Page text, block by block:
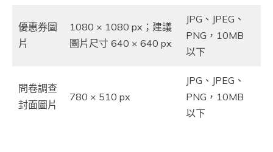
優惠券圖
片
1080 × 1080 px；建議
圖片尺寸 640 × 640 px
JPG、JPEG、
PNG，10MB
以下
問卷調查
封面圖片
780 × 510 px
JPG、JPEG、
PNG，10MB
以下